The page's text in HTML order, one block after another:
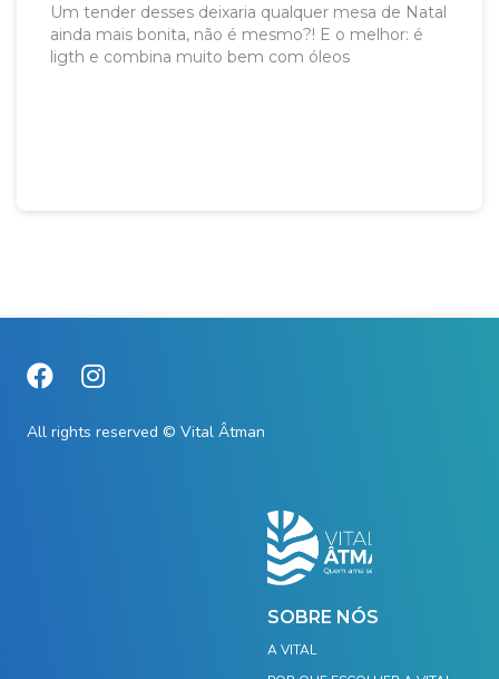
Um tender desses deixaria qualquer mesa de Natal
ainda mais bonita, não é mesmo?! E o melhor: é
ligth e combina muito bem com óleos
SOBRE NÓS
A VITAL
All rights reserved © Vital Âtman